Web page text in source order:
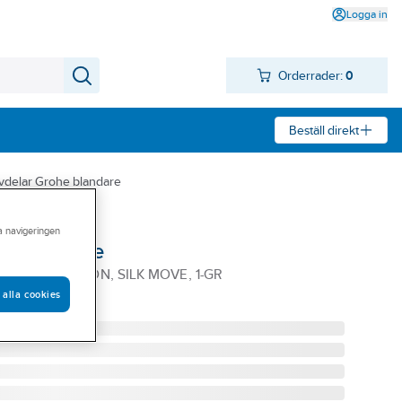
Logga in
Orderrader: 0
Beställ direkt
Grohe blandare
Grohe
28MM PATRON, SILK MOVE, 1-GR
navigeringen
alla cookies